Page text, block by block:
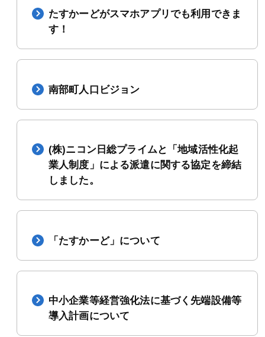
たすかーどがスマホアプリでも利用できま
す！
南部町人口ビジョン
(株)ニコン日総プライムと「地域活性化起
業人制度」による派遣に関する協定を締結
しました。
「たすかーど」について
中小企業等経営強化法に基づく先端設備等
導入計画について